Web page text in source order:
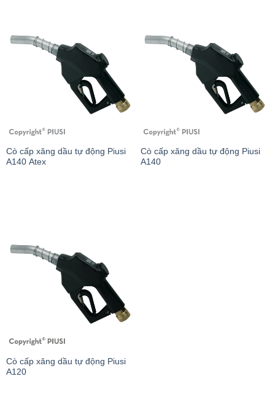
Cò cấp xăng dầu tự động Piusi
A140 Atex
Cò cấp xăng dầu tự động Piusi
A140
Cò cấp xăng dầu tự động Piusi
A120